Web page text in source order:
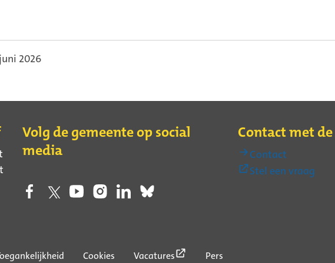
2026
Volg de gemeente op social
media
Contact met
Contact
Stel een vraag
Cookies Vacatures (Externe
Pers